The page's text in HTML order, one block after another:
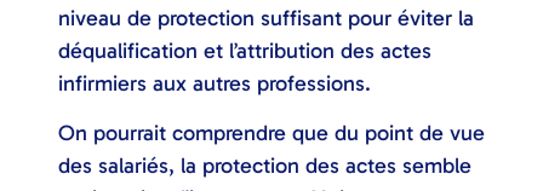
niveau de protection suffisant pour éviter la
déqualification et l’attribution des actes
infirmiers aux autres professions.
On pourrait comprendre que du point de vue
des salariés, la protection des actes semble